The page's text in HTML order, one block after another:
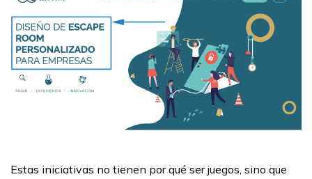
Estas iniciativas no tienen por qué ser juegos, sino que